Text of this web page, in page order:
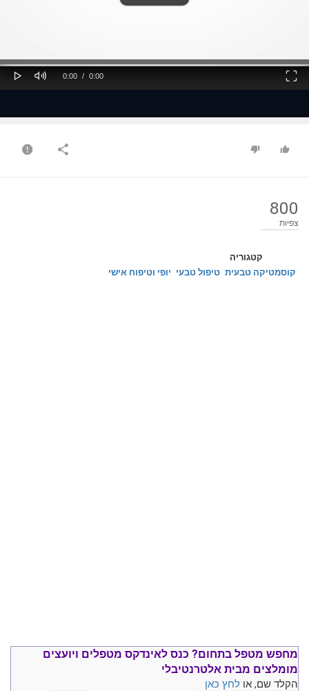
Play Mute
Current
0:00 /
Duration
0:00
Fullscreen
800
צפיות
קטגוריה
קוסמטיקה טבעית טיפול טבעי יופי וטיפוח אישי
מחפש מטפל בתחום? כנס לאינדקס מטפלים ויועצים
מומלצים מבית אלטרנטיבלי
הקלד שם, או לחץ כאן